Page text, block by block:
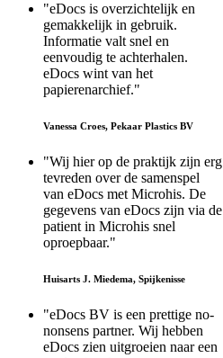
"eDocs is overzichtelijk en
gemakkelijk in gebruik.
Informatie valt snel en
eenvoudig te achterhalen.
eDocs wint van het
papierenarchief."
Vanessa Croes, Pekaar Plastics BV
"Wij hier op de praktijk zijn erg
tevreden over de samenspel
van eDocs met Microhis. De
gegevens van eDocs zijn via de
patient in Microhis snel
oproepbaar."
Huisarts J. Miedema, Spijkenisse
"eDocs BV is een prettige no-
nonsens partner. Wij hebben
eDocs zien uitgroeien naar een